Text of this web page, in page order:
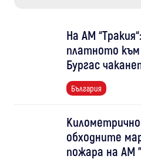
На АМ
платното
Бургас
България
обходните
пожара на АМ